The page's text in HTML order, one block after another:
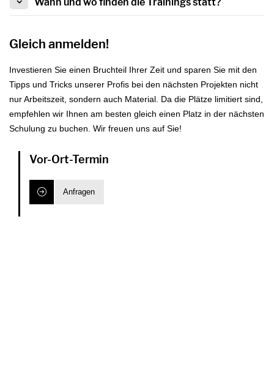
Trainings PerfectFinish – Lack statt. Das Training richtet sich
Maler/Lackierer mit Vorkenntnissen, damit wir gleich tief in die
Kunden kostenlos, wird nur in deutscher Sprache angeboten
und die Plätze sind limitiert.
gegeben. Gestartet wird am 04.04.2022 um 17 Uhr. Die
Anwendungstechnik an unserem Stammsitz in Wuppertal
übertragen. Wer lieber offline in Person an einer unserem
PerfectFinish – Lack Training teilnehmen möchte, kann dies
ebenfalls bei uns im Haus
anfragen
werden durch unser geschultes Verkaufsberaterteam
durchgeführt.
und 16.05.2022 um 17.00 Uhr.
Gleich anmelden!
Investieren Sie einen Bruchteil Ihrer Zeit und sparen Sie mit den
Tipps und Tricks unserer Profis bei den nächsten Projekten nicht
nur Arbeitszeit, sondern auch Material. Da die Plätze limitiert sind,
empfehlen wir Ihnen am besten gleich einen Platz in der nächsten
Schulung zu buchen. Wir freuen uns auf Sie!
Vor-Ort-Termin
Anfragen